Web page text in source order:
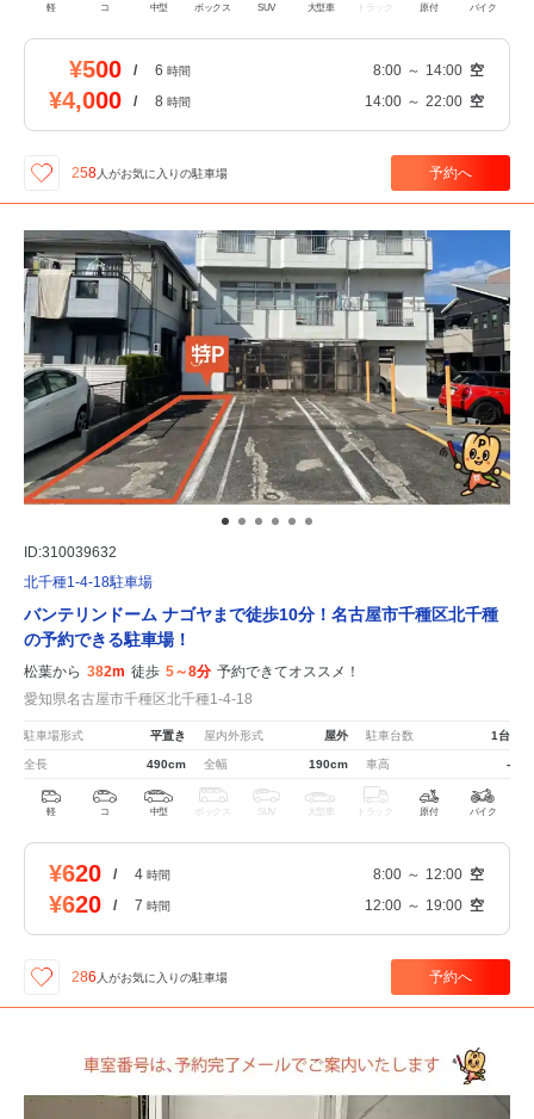
軽 コ 中型 ボックス SUV 大型車 トラック 原付 バイク
¥500 / 6 時間 8:00 ～ 14:00 空
¥4,000 / 8 時間 14:00 ～ 22:00 空
258 人がお気に入りの駐車場 予約へ
ID:310039632
北千種1-4-18駐車場
バンテリンドーム ナゴヤまで徒歩10分！名古屋市千種区北千種
の予約できる駐車場！
松葉から 382m 徒歩 5～8分 予約できてオススメ！
愛知県名古屋市千種区北千種1-4-18
駐車場形式 平置き 屋内外形式 屋外 駐車台数 1台
全長 490cm 全幅 190cm 車高 -
軽 コ 中型 ボックス SUV 大型車 トラック 原付 バイク
¥620 / 4 時間 8:00 ～ 12:00 空
¥620 / 7 時間 12:00 ～ 19:00 空
286 人がお気に入りの駐車場 予約へ